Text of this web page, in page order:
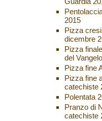
2015
Pizza
dicembre
Pizza
del
Pizza fine
Pizza fine
catechiste
Polentata
Pranzo di
catechiste